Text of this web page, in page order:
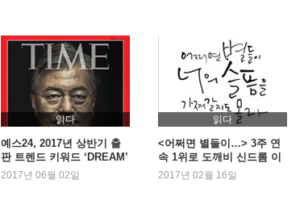
읽다
예스24, 2017년 상반기 출
판 트렌드 키워드 ‘DREAM’
2017년 06월 02일
읽다
<어쩌면 별들이…> 3주 연
속 1위로 도깨비 신드롬 이
어가
2017년 02월 16일